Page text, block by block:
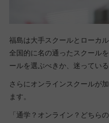
福島は大手スクールとローカ
全国的に名の通ったスクール
ールを選ぶべきか、迷ってい
さらにオンラインスクールが
ます。
「通学？オンライン？どちら